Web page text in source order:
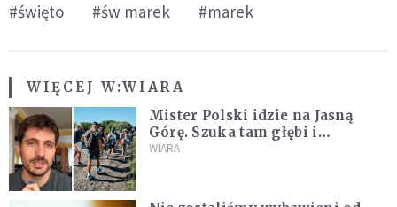
#święto #św marek #marek
WIĘCEJ W:WIARA
Mister Polski idzie na Jasną
Górę. Szuka tam głębi i
spotkania
WIARA